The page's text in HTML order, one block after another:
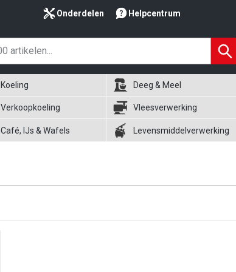
Onderdelen Helpcentrum
Koeling Deeg & Meel
Verkoopkoeling Vleesverwerking
Café, IJs & Wafels Levensmiddelverwerking